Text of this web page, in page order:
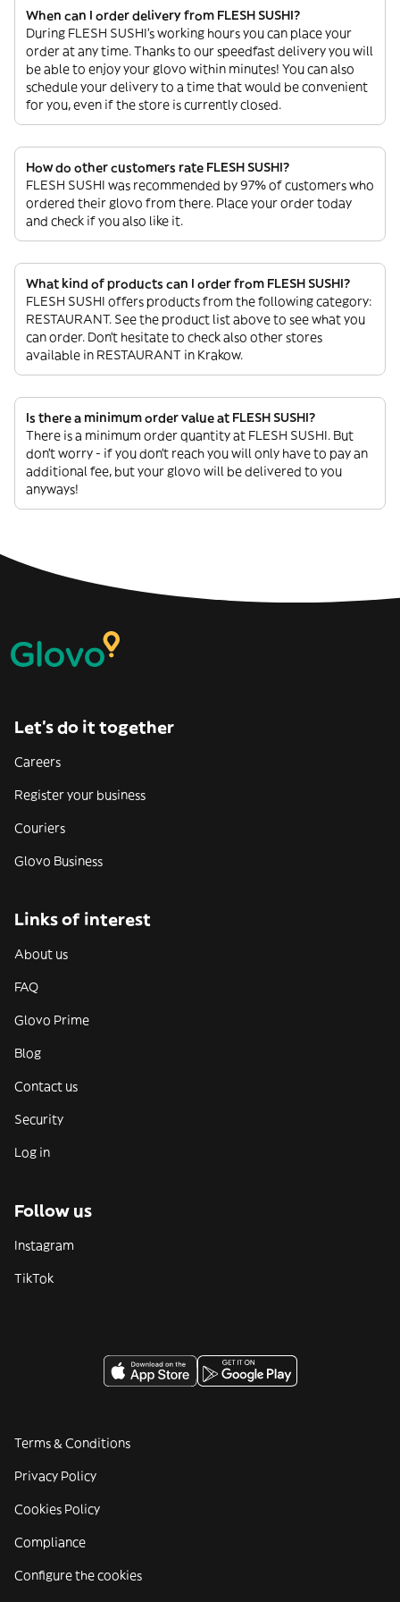
When can I order delivery from FLESH SUSHI?
During FLESH SUSHI’s working hours you can place your
order at any time. Thanks to our speedfast delivery you will
be able to enjoy your glovo within minutes! You can also
schedule your delivery to a time that would be convenient
for you, even if the store is currently closed.
How do other customers rate FLESH SUSHI?
FLESH SUSHI was recommended by 97% of customers who
ordered their glovo from there. Place your order today
and check if you also like it.
What kind of products can I order from FLESH SUSHI?
FLESH SUSHI offers products from the following category:
RESTAURANT. See the product list above to see what you
can order. Don’t hesitate to check also other stores
available in RESTAURANT in Krakow.
Is there a minimum order value at FLESH SUSHI?
There is a minimum order quantity at FLESH SUSHI. But
don’t worry - if you don’t reach you will only have to pay an
additional fee, but your glovo will be delivered to you
anyways!
Let’s do it together
Careers
Register your business
Couriers
Glovo Business
Links of interest
About us
FAQ
Glovo Prime
Blog
Contact us
Security
Log in
Follow us
Instagram
TikTok
Terms & Conditions
Privacy Policy
Cookies Policy
Compliance
Configure the cookies